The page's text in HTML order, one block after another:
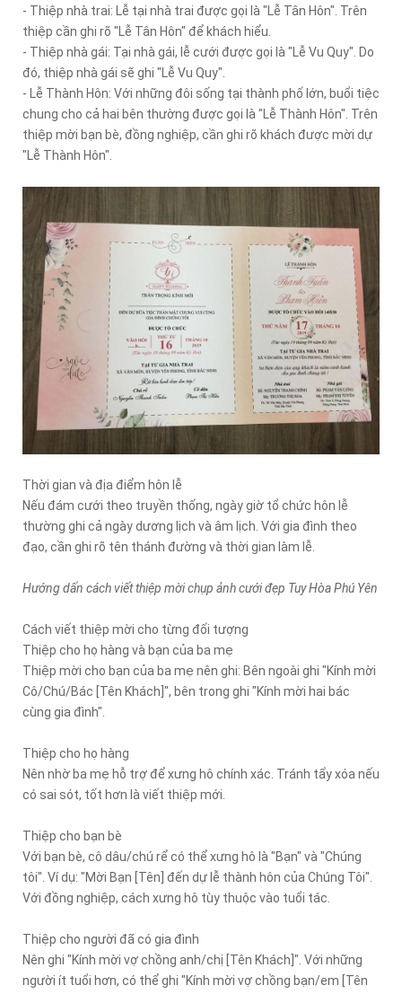
- Thiệp nhà trai: Lễ tại nhà trai được gọi là "Lễ Tân Hôn". Trên
thiệp cần ghi rõ "Lễ Tân Hôn" để khách hiểu.
- Thiệp nhà gái: Tại nhà gái, lễ cưới được gọi là "Lễ Vu Quy". Do
đó, thiệp nhà gái sẽ ghi "Lễ Vu Quy".
- Lễ Thành Hôn: Với những đôi sống tại thành phố lớn, buổi tiệc
chung cho cả hai bên thường được gọi là "Lễ Thành Hôn". Trên
thiệp mời bạn bè, đồng nghiệp, cần ghi rõ khách được mời dự
"Lễ Thành Hôn".
Thời gian và địa điểm hôn lễ
Nếu đám cưới theo truyền thống, ngày giờ tổ chức hôn lễ
thường ghi cả ngày dương lịch và âm lịch. Với gia đình theo
đạo, cần ghi rõ tên thánh đường và thời gian làm lễ.
Hướng dấn cách viết thiệp mời chụp ảnh cưới đẹp Tuy Hòa Phú Yên
Cách viết thiệp mời cho từng đối tượng
Thiệp cho họ hàng và bạn của ba mẹ
Thiệp mời cho bạn của ba mẹ nên ghi: Bên ngoài ghi "Kính mời
Cô/Chú/Bác [Tên Khách]", bên trong ghi "Kính mời hai bác
cùng gia đình".
Thiệp cho họ hàng
Nên nhờ ba mẹ hỗ trợ để xưng hô chính xác. Tránh tẩy xóa nếu
có sai sót, tốt hơn là viết thiệp mới.
Thiệp cho bạn bè
Với bạn bè, cô dâu/chú rể có thể xưng hô là "Bạn" và "Chúng
tôi". Ví dụ: "Mời Bạn [Tên] đến dự lễ thành hôn của Chúng Tôi".
Với đồng nghiệp, cách xưng hô tùy thuộc vào tuổi tác.
Thiệp cho người đã có gia đình
Nên ghi "Kính mời vợ chồng anh/chị [Tên Khách]". Với những
người ít tuổi hơn, có thể ghi "Kính mời vợ chồng bạn/em [Tên